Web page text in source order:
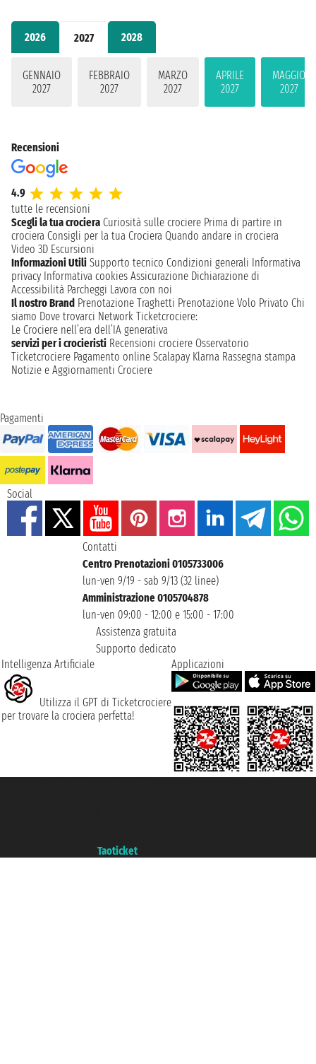
2026 2027 2028
GENNAIO
2027
FEBBRAIO
2027
MARZO
2027
APRILE
2027
MAGGIO
2027
Recensioni
4.9
tutte le recensioni
Scegli la tua crociera Curiosità sulle crociere Prima di partire in
crociera Consigli per la tua Crociera Quando andare in crociera
Video 3D Escursioni
Informazioni Utili Supporto tecnico Condizioni generali Informativa
privacy Informativa cookies Assicurazione Dichiarazione di
Accessibilità Parcheggi Lavora con noi
Il nostro Brand Prenotazione Traghetti Prenotazione Volo Privato Chi
siamo Dove trovarci Network Ticketcrociere:
Le Crociere nell’era dell’IA generativa
servizi per i crocieristi Recensioni crociere Osservatorio
Ticketcrociere Pagamento online Scalapay Klarna Rassegna stampa
Notizie e Aggiornamenti Crociere
Pagamenti
Social
Contatti
Centro Prenotazioni 0105733006
lun-ven 9/19 - sab 9/13 (32 linee)
Amministrazione 0105704878
lun-ven 09:00 - 12:00 e 15:00 - 17:00
Assistenza gratuita
Supporto dedicato
Intelligenza Artificiale
Utilizza il GPT di Ticketcrociere
per trovare la crociera perfetta!
Applicazioni
Taoticket